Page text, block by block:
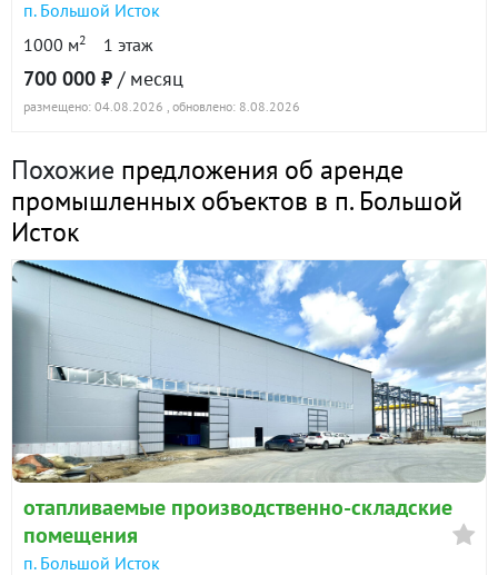
п. Большой Исток, ул. Ленина, 171 (городской
округ Сысертский) · 1440 м²
15 января 2026
в аренде
1 008 000
Показать всю историю: 5 предложений →
п. Большой Исток
1000 м2 1 этаж
700 000 ₽ / месяц
размещено: 04.08.2026 , обновлено: 8.08.2026
Похожие предложения об аренде
промышленных объектов в п. Большой
Исток
отапливаемые производственно-складские
помещения
п. Большой Исток